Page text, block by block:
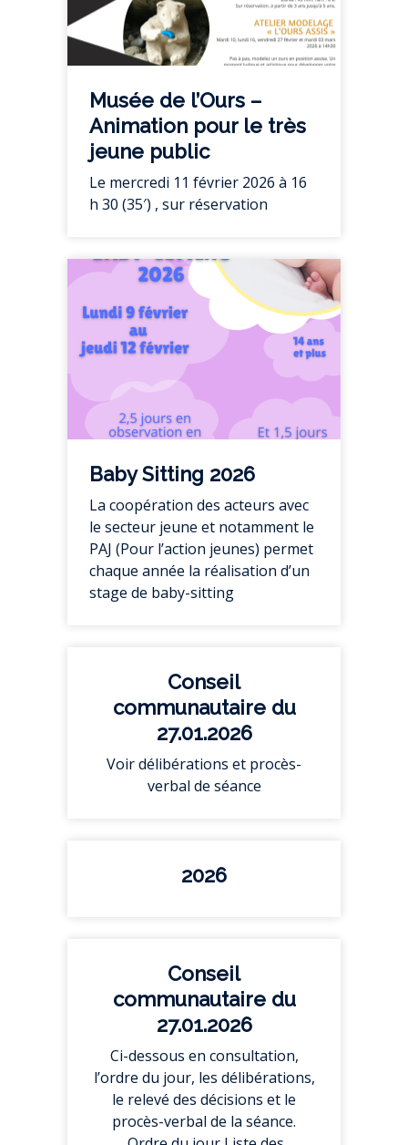
Musée de l’Ours –
Animation pour le très
jeune public
Le mercredi 11 février 2026 à 16
h 30 (35′) , sur réservation
Baby Sitting 2026
La coopération des acteurs avec
le secteur jeune et notamment le
PAJ (Pour l’action jeunes) permet
chaque année la réalisation d’un
stage de baby-sitting
Conseil
communautaire du
27.01.2026
Voir délibérations et procès-
verbal de séance
2026
Conseil
communautaire du
27.01.2026
Ci-dessous en consultation,
l’ordre du jour, les délibérations,
le relevé des décisions et le
procès-verbal de la séance.